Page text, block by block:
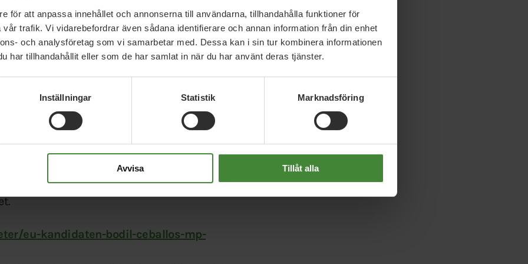
för att anpassa innehållet och annonserna till användarna, tillhandahålla funktioner för
trafik. Vi vidarebefordrar även sådana identifierare och annan information från din enhet
och analysföretag som vi samarbetar med. Dessa kan i sin tur kombinera informationen
har tillhandahållit eller som de har samlat in när du har använt deras tjänster.
Inställningar Statistik Marknadsföring
Avvisa Tillåt alla
verksamhet ska komma kommunen och dess
att Wij gör mycket för Ockelbo och för vårt län
där.
som lokal matproduktion, besöks- och
utvecklingen genom att skapa ett attraktivt
och folkhälsoarbetet. Vi vet att
och goda livskvalitet.
vara kvar vid Högskolan i Gävle. Den betyder
eu-kandidaten-bodil-ceballos-mp-